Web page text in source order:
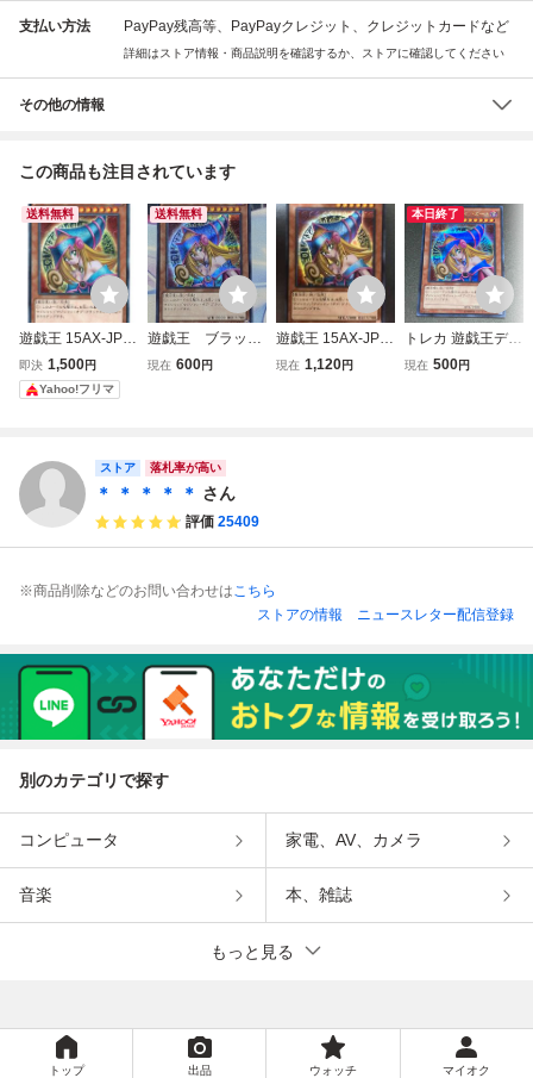
支払い方法 PayPay残高等、PayPayクレジット、クレジットカードなど
詳細はストア情報・商品説明を確認するか、ストアに確認してください
その他の情報
この商品も注目されています
送料無料
遊戯王 15AX-JPM
01 ブラック・マ
ジシャン・ガール
[SE]
即決 1,500円
Yahoo!フリマ
送料無料
遊戯王 ブラッ
ク・マジシャン・
現在 600円
遊戯王 15AX-JPM
01 《ブラック・
現在 1,120円
本日終了
トレカ 遊戯王デュ
エルモンスターズ
現在 500円
ストア 落札率が高い
＊ ＊ ＊ ＊ ＊ さん
評価 25409
※商品削除などのお問い合わせはこちら
ストアの情報
ニュースレター配信登録
別のカテゴリで探す
コンピュータ 家電、AV、カメラ
音楽 本、雑誌
もっと見る
トップ 出品 ウォッチ マイオク